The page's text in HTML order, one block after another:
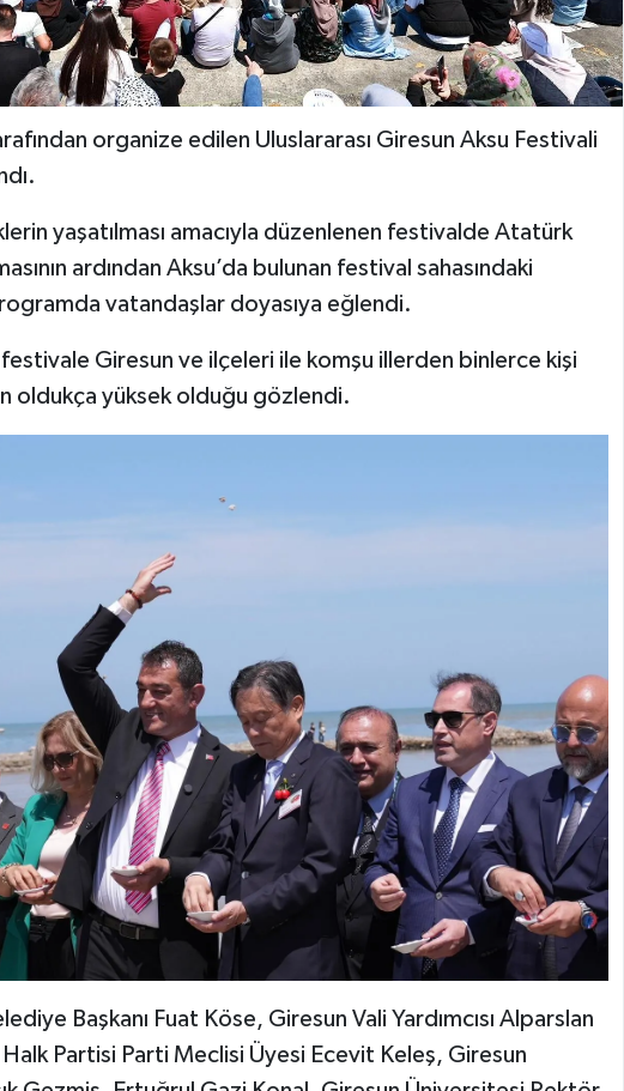
organize edilen Uluslararası Giresun Aksu Festivali
yaşatılması amacıyla düzenlenen festivalde Atatürk
ardından Aksu’da bulunan festival sahasındaki
vatandaşlar doyasıya eğlendi.
festivale Giresun ve ilçeleri ile komşu illerden binlerce kişi
oldukça yüksek olduğu gözlendi.
Başkanı Fuat Köse, Giresun Vali Yardımcısı Alparslan
Halk Partisi Parti Meclisi Üyesi Ecevit Keleş, Giresun